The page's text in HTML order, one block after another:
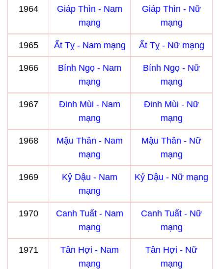
1964
Giáp Thìn - Nam
mạng
Giáp Thìn - Nữ
mạng
1965 Ất Tỵ - Nam mạng Ất Tỵ - Nữ mạng
1966
Bính Ngọ - Nam
mạng
Bính Ngọ - Nữ
mạng
1967
Đinh Mùi - Nam
mạng
Đinh Mùi - Nữ
mạng
1968
Mậu Thân - Nam
mạng
Mậu Thân - Nữ
mạng
1969
Kỷ Dậu - Nam
mạng
Kỷ Dậu - Nữ mạng
1970
Canh Tuất - Nam
mạng
Canh Tuất - Nữ
mạng
1971
Tân Hợi - Nam
mạng
Tân Hợi - Nữ
mạng